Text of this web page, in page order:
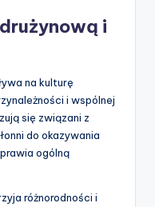
i
na kulturę
i wspólnej
się związani z
do okazywania
ogólną
różnorodności i